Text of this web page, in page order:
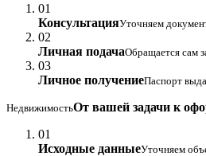
01
КонсультацияУточняем
02
Личная подачаОбращается сам
03
Личное получениеПаспорт
НедвижимостьОт вашей задачи к
01
Исходные данныеУточняем